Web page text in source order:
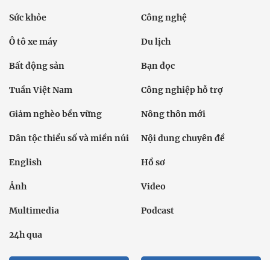
Sức khỏe Công nghệ
Ô tô xe máy Du lịch
Bất động sản Bạn đọc
Tuần Việt Nam Công nghiệp hỗ trợ
Giảm nghèo bền vững Nông thôn mới
Dân tộc thiểu số và miền núi Nội dung chuyên đề
English Hồ sơ
Ảnh Video
Multimedia Podcast
24h qua